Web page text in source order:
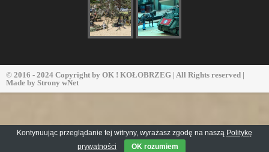
© 2016 - 2024 Copyright by OK ! KOŁOBRZEG | All Rights reserved |
Made by Strony wNet
Kontynuując przeglądanie tej witryny, wyrażasz zgodę na naszą Politykę
prywatności
OK rozumiem